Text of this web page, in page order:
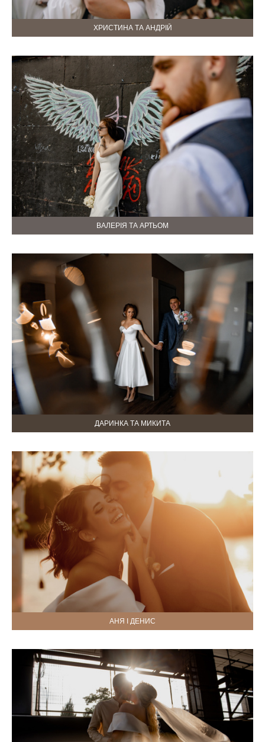
ХРИСТИНА ТА АНДРІЙ
ВАЛЕРІЯ ТА АРТЬОМ
ДАРИНКА ТА МИКИТА
АНЯ І ДЕНИС